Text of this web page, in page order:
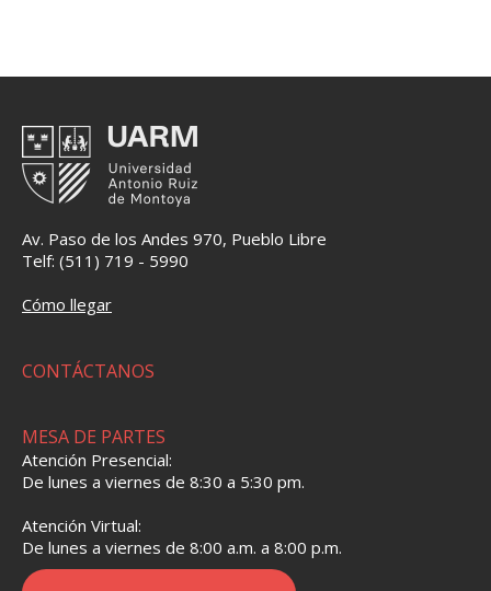
Av. Paso de los Andes 970, Pueblo Libre
Telf: (511) 719 - 5990
Cómo llegar
CONTÁCTANOS
MESA DE PARTES
Atención Presencial:
De lunes a viernes de 8:30 a 5:30 pm.
Atención Virtual:
De lunes a viernes de 8:00 a.m. a 8:00 p.m.